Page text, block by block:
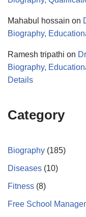
Mahabul hossain on
Biography,
Ramesh tripathi on
Biography,
Details
Category
Biography (185)
Diseases (10)
Fitness (8)
Free School